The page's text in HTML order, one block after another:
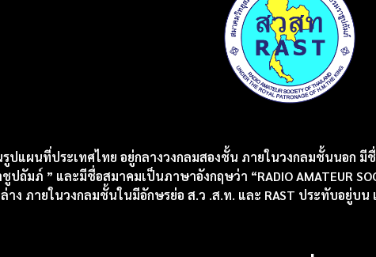
รูปแผนที่ประเทศไทย อยู่กลางวงกลมสองชั้น ภายในวงกลมชั้นนอก
มภ์ ” และมีชื่อสมาคมเป็นภาษาอังกฤษว่า “RADIO AMATEUR
ล่าง ภายในวงกลมชั้นในมีอักษรย่อ ส.ว .ส.ท. และ RAST ประทับอยู่บ